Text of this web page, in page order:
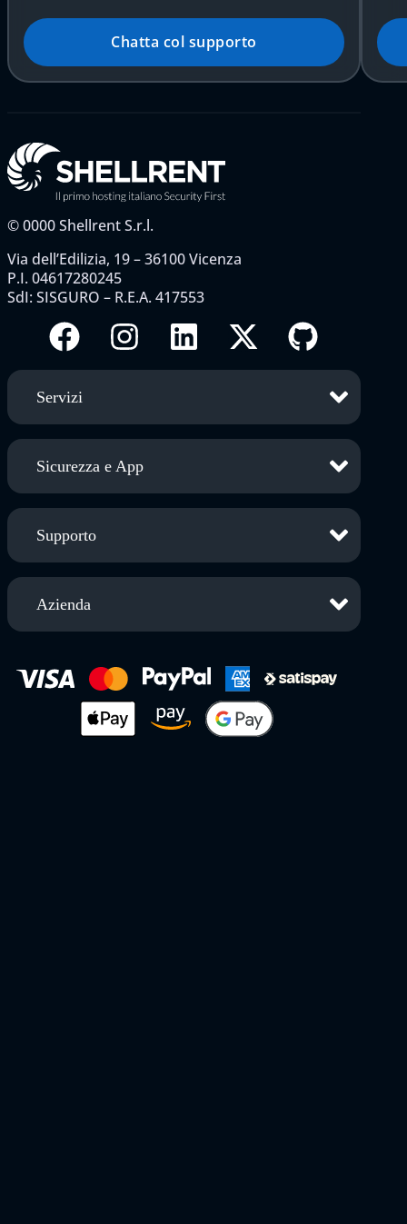
Chatta col supporto
©0000Shellrent S.r.l.
Via dell’Edilizia, 19 – 36100 Vicenza
P.I. 04617280245
SdI: SISGURO – R.E.A. 417553
Servizi
Sicurezza e App
Supporto
Azienda